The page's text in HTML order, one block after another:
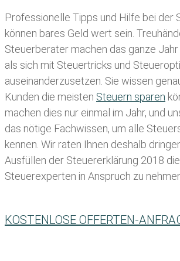
Professionelle Tipps und Hilfe bei der
können bares Geld wert sein.
Steuerberater machen das ganze
als sich mit Steuertricks und
auseinanderzusetzen. Sie wissen
Kunden die meisten Steuern sparen
machen dies nur einmal im Jahr, und
das nötige Fachwissen, um alle
kennen. Wir raten Ihnen deshalb
Ausfüllen der Steuererklärung 2018
Steuerexperten in Anspruch zu
KOSTENLOSE OFFERTEN-